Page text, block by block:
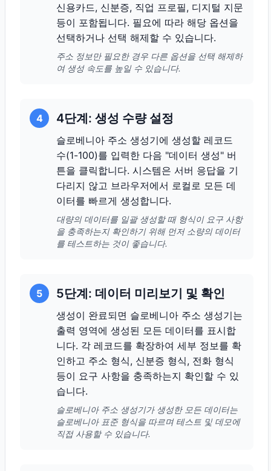
신용카드, 신분증, 직업 프로필, 디지털 지문
등이 포함됩니다. 필요에 따라 해당 옵션을
선택하거나 선택 해제할 수 있습니다.
주소 정보만 필요한 경우 다른 옵션을 선택 해제하
여 생성 속도를 높일 수 있습니다.
4 4단계: 생성 수량 설정
슬로베니아 주소 생성기에 생성할 레코드
수(1-100)를 입력한 다음 "데이터 생성" 버
튼을 클릭합니다. 시스템은 서버 응답을 기
다리지 않고 브라우저에서 로컬로 모든 데
이터를 빠르게 생성합니다.
대량의 데이터를 일괄 생성할 때 형식이 요구 사항
을 충족하는지 확인하기 위해 먼저 소량의 데이터
를 테스트하는 것이 좋습니다.
5 5단계: 데이터 미리보기 및 확인
생성이 완료되면 슬로베니아 주소 생성기는
출력 영역에 생성된 모든 데이터를 표시합
니다. 각 레코드를 확장하여 세부 정보를 확
인하고 주소 형식, 신분증 형식, 전화 형식
등이 요구 사항을 충족하는지 확인할 수 있
습니다.
슬로베니아 주소 생성기가 생성한 모든 데이터는
슬로베니아 표준 형식을 따르며 테스트 및 데모에
직접 사용할 수 있습니다.